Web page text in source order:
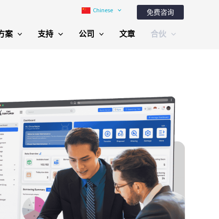
Chinese 免费咨询
案 支持 公司 文章 合伙